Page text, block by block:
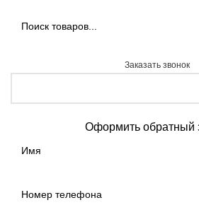
Заказать звонок
Оформить обратный